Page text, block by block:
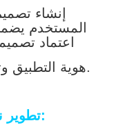
إنشاء
المستخدم
اعتماد
هوية التطبيق وتوفر تجربة مستخدم سلسة.
تطوير نظام إدارة المحتوى: